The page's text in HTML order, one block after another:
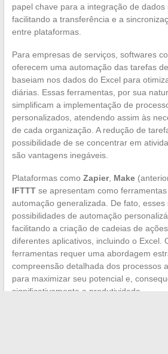
papel chave para a integração de dados
facilitando a transferência e a
entre plataformas.
Para empresas de serviços, softwares
oferecem uma automação das tarefas
baseiam nos dados do Excel para
diárias. Essas ferramentas, por sua
simplificam a implementação de
personalizados, atendendo assim às
de cada organização. A redução de
possibilidade de se concentrar em
são vantagens inegáveis.
Plataformas como Zapier, Make
IFTTTse apresentam como
automação generalizada. De fato, esses
possibilidades de automação
facilitando a criação de cadeias de
diferentes aplicativos, incluindo o Excel.
ferramentas requer uma abordagem
compreensão detalhada dos processos
para maximizar seu potencial e,
significativamente a produtividade.